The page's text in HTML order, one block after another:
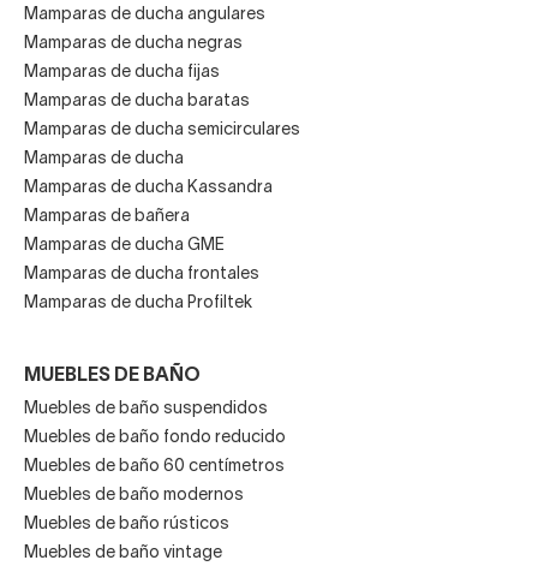
Mamparas de ducha angulares
Mamparas de ducha negras
Mamparas de ducha fijas
Mamparas de ducha baratas
Mamparas de ducha semicirculares
Mamparas de ducha
Mamparas de ducha Kassandra
Mamparas de bañera
Mamparas de ducha GME
Mamparas de ducha frontales
Mamparas de ducha Profiltek
MUEBLES DE BAÑO
Muebles de baño suspendidos
Muebles de baño fondo reducido
Muebles de baño 60 centímetros
Muebles de baño modernos
Muebles de baño rústicos
Muebles de baño vintage